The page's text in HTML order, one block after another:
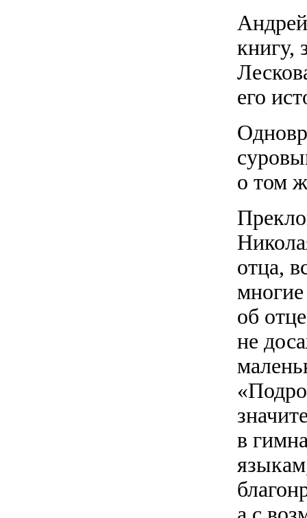
книгу,
его
о том
отца,
об
не
в